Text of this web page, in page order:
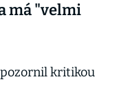
má "velmi
kritikou